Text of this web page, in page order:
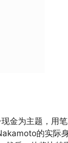
金为主题，用
的实际